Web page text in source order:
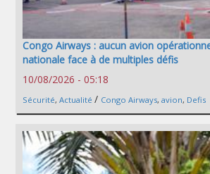
Congo Airways : aucun avion
nationale face à de multiples défis
10/08/2026 - 05:18
Sécurité, Actualité / Congo Airways, avion, Defis